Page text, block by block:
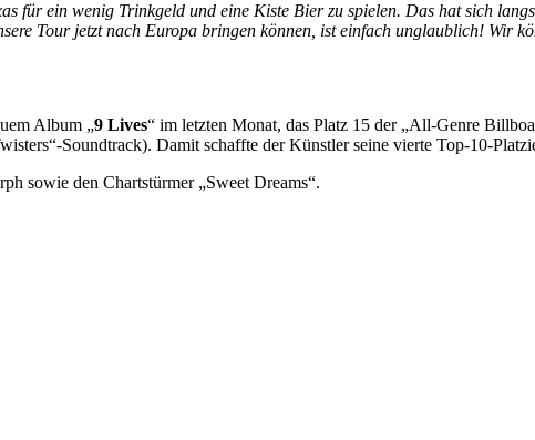
für ein wenig Trinkgeld und eine Kiste Bier zu spielen. Das hat sich
Tour jetzt nach Europa bringen können, ist einfach unglaublich! Wir
Album „9 Lives“ im letzten Monat, das Platz 15 der „All-Genre
Soundtrack). Damit schaffte der Künstler seine vierte Top-10-
sowie den Chartstürmer „Sweet Dreams“.